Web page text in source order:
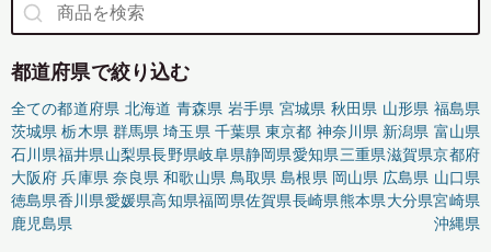
都道府県で絞り込む
全ての都道府県 北海道 青森県 岩手県 宮城県 秋田県 山形県 福島県
茨城県 栃木県 群馬県 埼玉県 千葉県 東京都 神奈川県 新潟県 富山県
石川県福井県山梨県長野県岐阜県静岡県愛知県三重県滋賀県京都府
大阪府 兵庫県 奈良県 和歌山県 鳥取県 島根県 岡山県 広島県 山口県
徳島県香川県愛媛県高知県福岡県佐賀県長崎県熊本県大分県宮崎県
鹿児島県
沖縄県